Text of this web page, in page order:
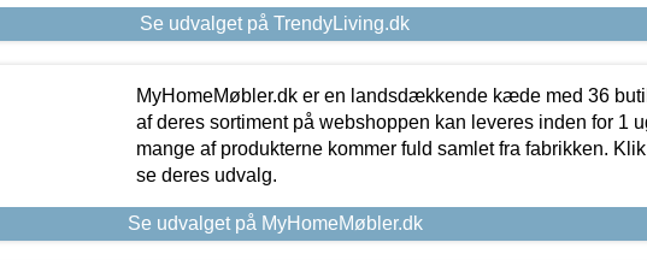
Se udvalget på TrendyLiving.dk
MyHomeMøbler.dk er en landsdækkende kæde med 36
af deres sortiment på webshoppen kan leveres inden for 1
mange af produkterne kommer fuld samlet fra fabrikken.
se deres udvalg.
Se udvalget på MyHomeMøbler.dk